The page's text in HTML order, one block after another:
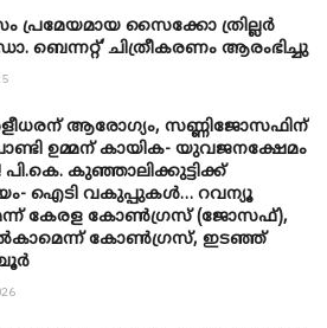
പ്രമേയമായ സൈക്കോ ത്രില്ലർ
ബെന്നറ്റ്’ ചിത്രീകരണം ആരംഭിച്ചു
ആരോഗ്യം, സണ്ണിജോസഫിന്
ഉമ്മന് കായിക- യുവജനക്ഷേമം
കുഞ്ഞാലിക്കുട്ടിക്ക്
ഐടി വകുപ്പുകൾ… റവന്യൂ
കേരള കോൺഗ്രസ് (ജോസഫ്),
കോൺഗ്രസ്, ഇടഞ്ഞ്